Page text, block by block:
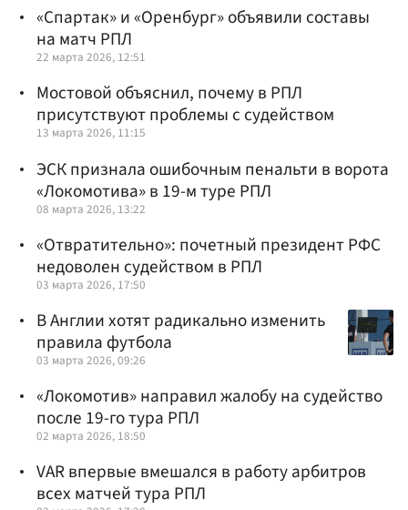
«Спартак» и «Оренбург» объявили составы
на матч РПЛ
22 марта 2026, 12:51
Мостовой объяснил, почему в РПЛ
присутствуют проблемы с судейством
13 марта 2026, 11:15
ЭСК признала ошибочным пенальти в ворота
«Локомотива» в 19-м туре РПЛ
08 марта 2026, 13:22
«Отвратительно»: почетный президент РФС
недоволен судейством в РПЛ
03 марта 2026, 17:50
В Англии хотят радикально изменить
правила футбола
03 марта 2026, 09:26
«Локомотив» направил жалобу на судейство
после 19-го тура РПЛ
02 марта 2026, 18:50
VAR впервые вмешался в работу арбитров
всех матчей тура РПЛ